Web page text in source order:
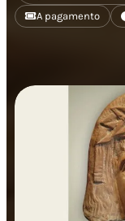
A pagamento